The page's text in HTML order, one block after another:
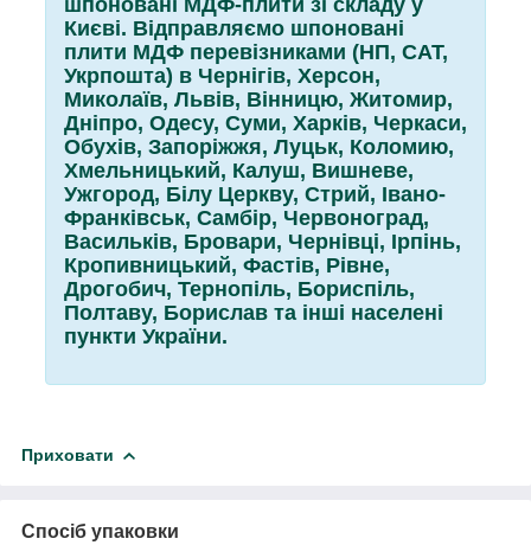
шпоновані МДФ-плити зі складу у
Києві. Відправляємо шпоновані
плити МДФ перевізниками (НП, САТ,
Укрпошта) в Чернігів, Херсон,
Миколаїв, Львів, Вінницю, Житомир,
Дніпро, Одесу, Суми, Харків, Черкаси,
Обухів, Запоріжжя, Луцьк, Коломию,
Хмельницький, Калуш, Вишневе,
Ужгород, Білу Церкву, Стрий, Івано-
Франківськ, Самбір, Червоноград,
Васильків, Бровари, Чернівці, Ірпінь,
Кропивницький, Фастів, Рівне,
Дрогобич, Тернопіль, Бориспіль,
Полтаву, Борислав та інші населені
пункти України.
Приховати
Спосіб упаковки